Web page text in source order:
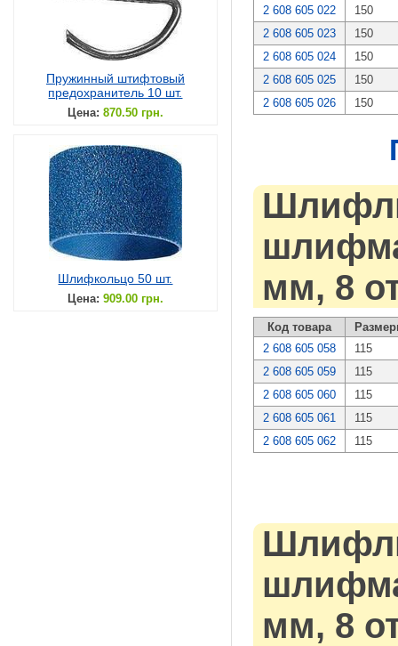
Пружинный штифтовый
предохранитель 10 шт.
Цена: 870.50 грн.
Шлифкольцо 50 шт.
Цена: 909.00 грн.
2 608 605 022
150
2 608 605 023
150
2 608 605 024
150
2 608 605 025
150
2 608 605 026
150
мм, 8
Код товара
2 608 605 058
115
2 608 605 059
115
2 608 605 060
115
2 608 605 061
115
2 608 605 062
115
мм, 8